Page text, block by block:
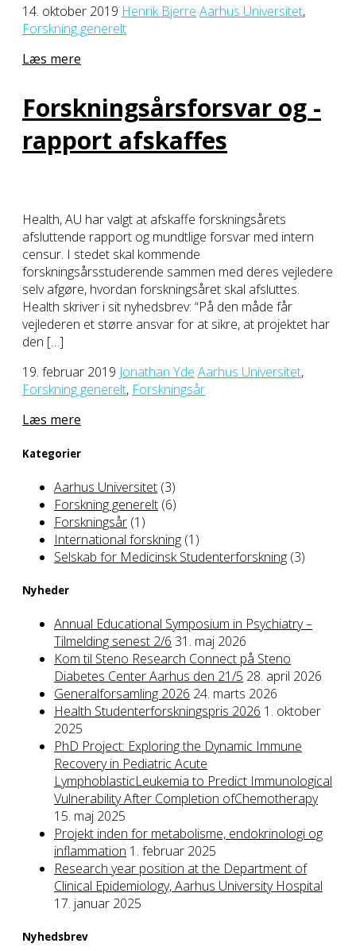
14. oktober 2019 Henrik Bjerre Aarhus Universitet,
Forskning generelt
Læs mere
Forskningsårsforsvar og -
rapport afskaffes
Health, AU har valgt at afskaffe forskningsårets
afsluttende rapport og mundtlige forsvar med intern
censur. I stedet skal kommende
forskningsårsstuderende sammen med deres vejledere
selv afgøre, hvordan forskningsåret skal afsluttes.
Health skriver i sit nyhedsbrev: “På den måde får
vejlederen et større ansvar for at sikre, at projektet har
den […]
19. februar 2019 Jonathan Yde Aarhus Universitet,
Forskning generelt, Forskningsår
Læs mere
Kategorier
Aarhus Universitet (3)
Forskning generelt (6)
Forskningsår (1)
International forskning (1)
Selskab for Medicinsk Studenterforskning (3)
Nyheder
Annual Educational Symposium in Psychiatry –
Tilmelding senest 2/6 31. maj 2026
Kom til Steno Research Connect på Steno
Diabetes Center Aarhus den 21/5 28. april 2026
Generalforsamling 2026 24. marts 2026
Health Studenterforskningspris 2026 1. oktober
2025
PhD Project: Exploring the Dynamic Immune
Recovery in Pediatric Acute
LymphoblasticLeukemia to Predict Immunological
Vulnerability After Completion ofChemotherapy
15. maj 2025
Projekt inden for metabolisme, endokrinologi og
inflammation 1. februar 2025
Research year position at the Department of
Clinical Epidemiology, Aarhus University Hospital
17. januar 2025
Nyhedsbrev